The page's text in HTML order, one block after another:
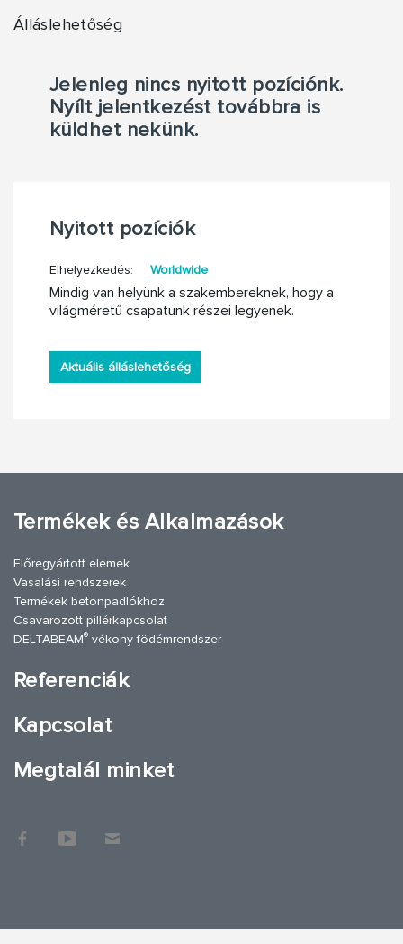
Álláslehetőség
Jelenleg nincs nyitott pozíciónk.
Nyílt jelentkezést továbbra is
küldhet nekünk.
Nyitott pozíciók
Elhelyezkedés: Worldwide
Mindig van helyünk a szakembereknek, hogy a
világméretű csapatunk részei legyenek.
Aktuális álláslehetőség
Termékek és Alkalmazások
Előregyártott elemek
Vasalási rendszerek
Termékek betonpadlókhoz
Csavarozott pillérkapcsolat
DELTABEAM® vékony födémrendszer
Referenciák
Kapcsolat
Megtalál minket